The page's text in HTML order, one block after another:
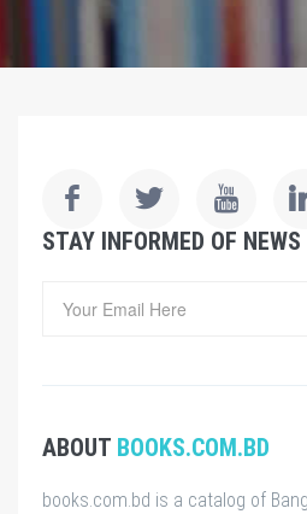
STAY INFORMED OF
ABOUT BOOKS.COM.BD
books.com.bd is a catalog of